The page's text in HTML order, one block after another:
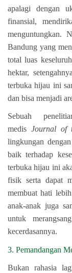
apalagi dengan
finansial,
menguntungkan.
Bandung yang
total luas
hektar,
terbuka hijau ini
dan bisa menjadi
Sebuah
medis Journal of
lingkungan
baik terhadap
terbuka hijau ini
fisik serta dapat
membuat hati
anak-anak juga
untuk
kecerdasannya.
3. Pemandangan
Bukan rahasia